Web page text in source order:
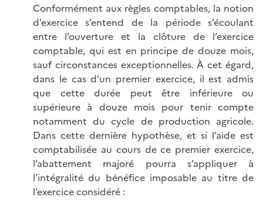
Conformément aux règles comptables, la notion
d’exercice s’entend de la période s’écoulant
entre l’ouverture et la clôture de l’exercice
comptable, qui est en principe de douze mois,
sauf circonstances exceptionnelles. À cet égard,
dans le cas d’un premier exercice, il est admis
que cette durée peut être inférieure ou
supérieure à douze mois pour tenir compte
notamment du cycle de production agricole.
Dans cette dernière hypothèse, et si l’aide est
comptabilisée au cours de ce premier exercice,
l’abattement majoré pourra s’appliquer à
l’intégralité du bénéfice imposable au titre de
l’exercice considéré :